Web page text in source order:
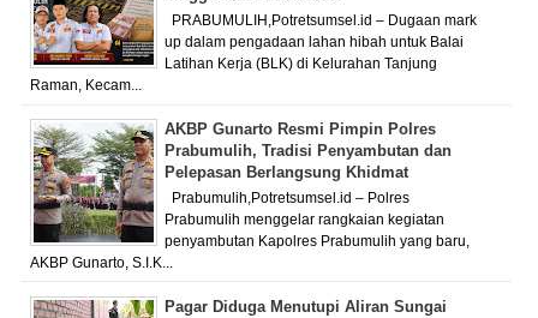
PRABUMULIH,Potretsumsel.id – Dugaan mark
up dalam pengadaan lahan hibah untuk Balai
Latihan Kerja (BLK) di Kelurahan Tanjung
Raman, Kecam...
AKBP Gunarto Resmi Pimpin Polres
Prabumulih, Tradisi Penyambutan dan
Pelepasan Berlangsung Khidmat
Prabumulih,Potretsumsel.id – Polres
Prabumulih menggelar rangkaian kegiatan
penyambutan Kapolres Prabumulih yang baru,
AKBP Gunarto, S.I.K...
Pagar Diduga Menutupi Aliran Sungai